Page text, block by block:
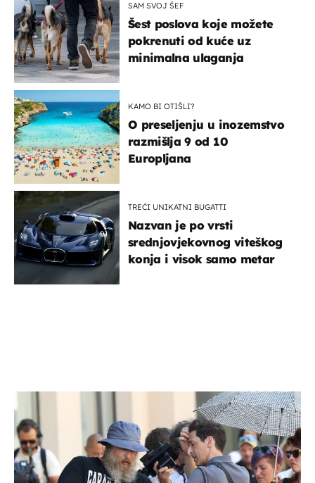
SAM SVOJ ŠEF
Šest poslova koje možete
pokrenuti od kuće uz
minimalna ulaganja
KAMO BI OTIŠLI?
O preseljenju u inozemstvo
razmišlja 9 od 10
Europljana
TREĆI UNIKATNI BUGATTI
Nazvan je po vrsti
srednjovjekovnog viteškog
konja i visok samo metar